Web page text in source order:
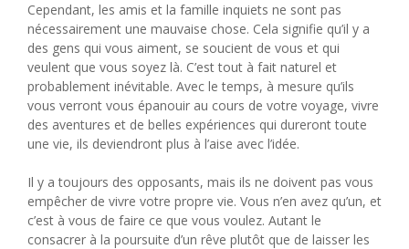
Cependant, les amis et la famille inquiets ne sont pas
nécessairement une mauvaise chose. Cela signifie qu’il y a
des gens qui vous aiment, se soucient de vous et qui
veulent que vous soyez là. C’est tout à fait naturel et
probablement inévitable. Avec le temps, à mesure qu’ils
vous verront vous épanouir au cours de votre voyage, vivre
des aventures et de belles expériences qui dureront toute
une vie, ils deviendront plus à l’aise avec l’idée.
Il y a toujours des opposants, mais ils ne doivent pas vous
empêcher de vivre votre propre vie. Vous n’en avez qu’un, et
c’est à vous de faire ce que vous voulez. Autant le
consacrer à la poursuite d’un rêve plutôt que de laisser les